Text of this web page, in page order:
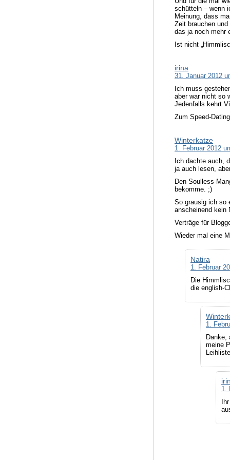
schütteln – wenn
Meinung, dass
Zeit brauchen
das ja noch mehr
Ist nicht
irina
31. Januar 2012
Ich muss
aber war nicht so
Jedenfalls kehrt
Zum Speed-
Winterkatze
1. Februar 2012
Ich dachte auch,
ja auch lesen,
Den Soulless-
bekomme. ;)
So grausig ich so
anscheinend kein
Verträge für
Wieder mal eine
Natira
1. Februar
Die
die english-
1.
Danke,
meine
1.